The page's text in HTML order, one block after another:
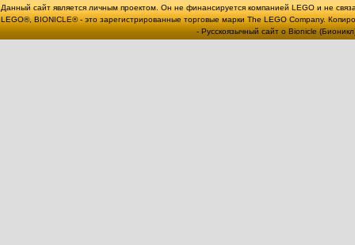
Данный сайт является личным проектом. Он не финансируется компанией LEGO и не
LEGO®, BIONICLE® - это зарегистрированные торговые марки The LEGO Company.
- Русскоязычный сайт о Bionicle